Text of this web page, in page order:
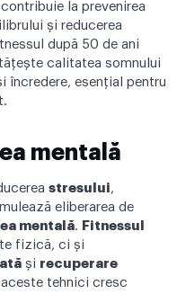
la prevenirea
și reducerea
după 50 de ani
calitatea somnului
încredere, esențial pentru
mentală
stresului,
eliberarea de
mentală. Fitnessul
fizică, ci și
și recuperare
tehnici cresc